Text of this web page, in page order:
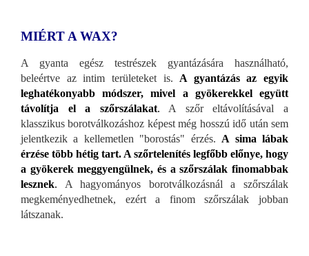
MIÉRT A WAX?
A gyanta egész testrészek gyantázására használható,
beleértve az intim területeket is. A gyantázás az egyik
leghatékonyabb módszer, mivel a gyökerekkel együtt
távolítja el a szőrszálakat. A szőr eltávolításával a
klasszikus borotválkozáshoz képest még hosszú idő után sem
jelentkezik a kellemetlen "borostás" érzés. A sima lábak
érzése több hétig tart. A szőrtelenítés legfőbb előnye, hogy
a gyökerek meggyengülnek, és a szőrszálak finomabbak
lesznek. A hagyományos borotválkozásnál a szőrszálak
megkeményedhetnek, ezért a finom szőrszálak jobban
látszanak.